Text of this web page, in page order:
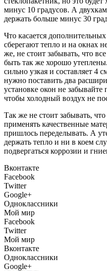
минус 10 градусов. А
держать больше минус 30
Что касается
сберегают тепло и на окнах
же, не стоит забывать, что
быть так же хорошо
сильно узкая и составляет 4
нужно поставить два
установке окон не забывайте
чтобы холодный воздух не
Так же не стоит забывать,
применять качественные
пришлось переделывать. А
держать тепло и ни в коем
подвергаться коррозии и
Вконтакте
Facebook
Twitter
Google+
Одноклассники
Мой мир
Facebook
Twitter
Мой мир
Вконтакте
Одноклассники
Google+